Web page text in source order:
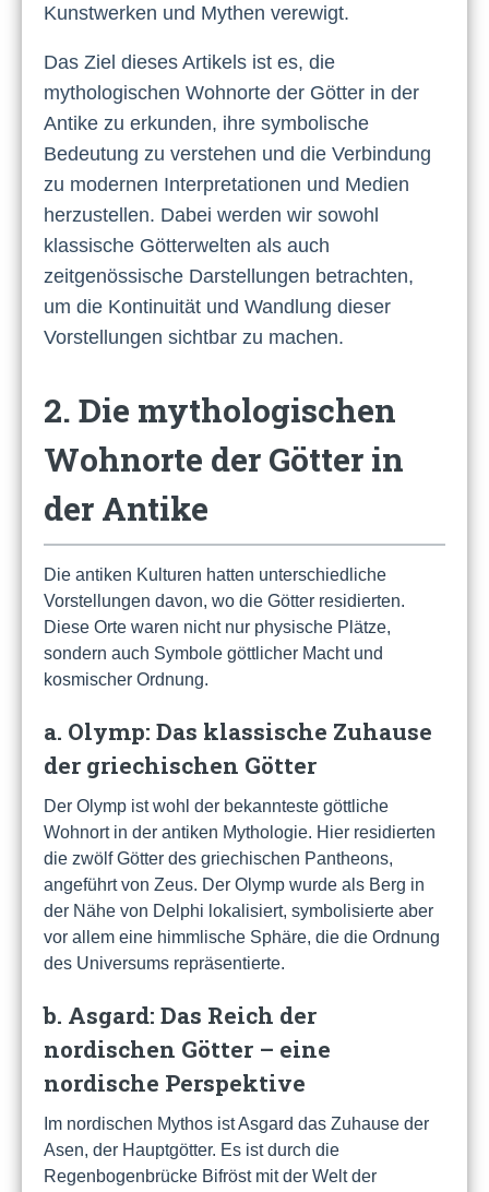
Kunstwerken und Mythen verewigt.
Das Ziel dieses Artikels ist es, die
mythologischen Wohnorte der Götter in der
Antike zu erkunden, ihre symbolische
Bedeutung zu verstehen und die Verbindung
zu modernen Interpretationen und Medien
herzustellen. Dabei werden wir sowohl
klassische Götterwelten als auch
zeitgenössische Darstellungen betrachten,
um die Kontinuität und Wandlung dieser
Vorstellungen sichtbar zu machen.
2. Die mythologischen
Wohnorte der Götter in
der Antike
Die antiken Kulturen hatten unterschiedliche
Vorstellungen davon, wo die Götter residierten.
Diese Orte waren nicht nur physische Plätze,
sondern auch Symbole göttlicher Macht und
kosmischer Ordnung.
a. Olymp: Das klassische Zuhause
der griechischen Götter
Der Olymp ist wohl der bekannteste göttliche
Wohnort in der antiken Mythologie. Hier residierten
die zwölf Götter des griechischen Pantheons,
angeführt von Zeus. Der Olymp wurde als Berg in
der Nähe von Delphi lokalisiert, symbolisierte aber
vor allem eine himmlische Sphäre, die die Ordnung
des Universums repräsentierte.
b. Asgard: Das Reich der
nordischen Götter – eine
nordische Perspektive
Im nordischen Mythos ist Asgard das Zuhause der
Asen, der Hauptgötter. Es ist durch die
Regenbogenbrücke Bifröst mit der Welt der